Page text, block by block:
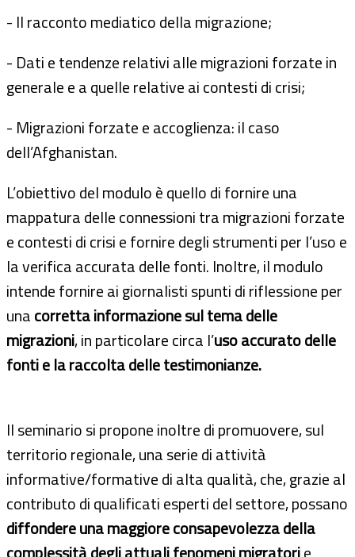
- Il racconto mediatico della migrazione;
- Dati e tendenze relativi alle migrazioni forzate in
generale e a quelle relative ai contesti di crisi;
- Migrazioni forzate e accoglienza: il caso
dell’Afghanistan.
L’obiettivo del modulo è quello di fornire una
mappatura delle connessioni tra migrazioni forzate
e contesti di crisi e fornire degli strumenti per l’uso e
la verifica accurata delle fonti. Inoltre, il modulo
intende fornire ai giornalisti spunti di riflessione per
unacorretta informazione sul tema delle
migrazioni, in particolare circa l’uso accurato delle
fonti e la raccolta delle testimonianze.
Il seminario si propone inoltre di promuovere, sul
territorio regionale, una serie di attività
informative/formative di alta qualità, che, grazie al
contributo di qualificati esperti del settore, possano
diffondere una maggiore consapevolezza della